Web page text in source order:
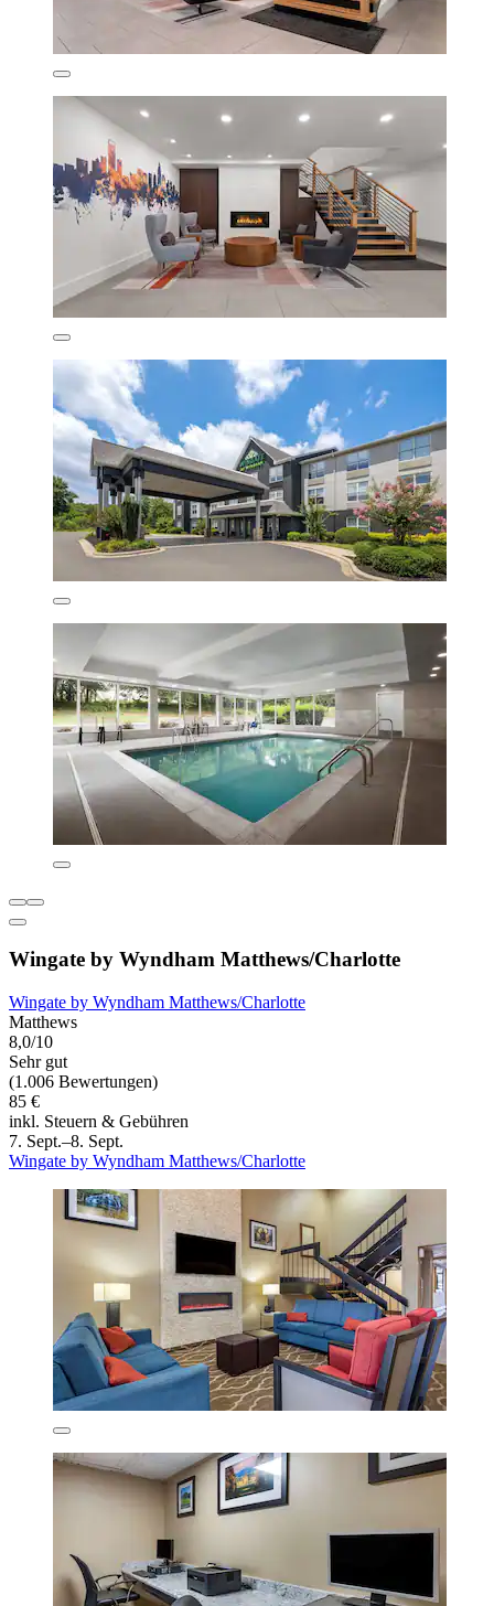
Wingate by Wyndham Matthews/Charlotte
Wingate by Wyndham Matthews/Charlotte
Matthews
8,0/10
Sehr gut
(1.006 Bewertungen)
85 €
inkl. Steuern & Gebühren
7. Sept.–8. Sept.
Wingate by Wyndham Matthews/Charlotte